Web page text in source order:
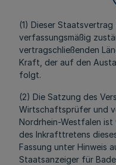
(1) Dieser
verfassungsmäßig
vertragschließenden
Kraft, der auf den
folgt.
(2) Die Satzung des
Wirtschaftsprüfer und
Nordrhein-Westfalen ist
des Inkrafttretens
Fassung unter Hinweis
Staatsanzeiger für